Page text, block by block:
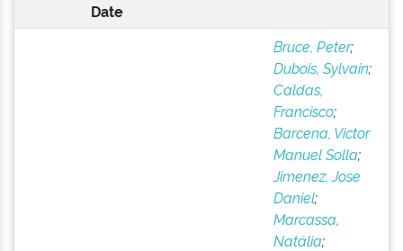
Date
Bruce, Peter;
Dubois, Sylvain;
Caldas,
Francisco;
Barcena, Victor
Manuel Solla;
Jimenez, Jose
Daniel;
Marcassa,
Natália;